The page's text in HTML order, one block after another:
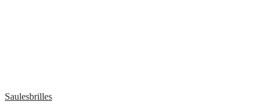
Saulesbrilles